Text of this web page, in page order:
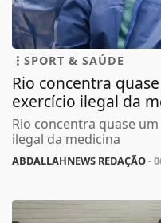
SPORT & SAÚDE
Rio concentra
exercício ilegal da
Rio concentra quase
ilegal da medicina
ABDALLAHNEWS REDAÇÃO-